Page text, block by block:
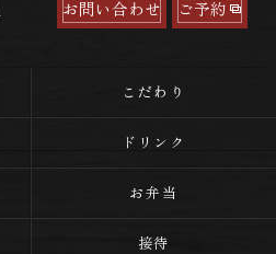
お問い合わせ ご予約
こだわり
ドリンク
お弁当
接待